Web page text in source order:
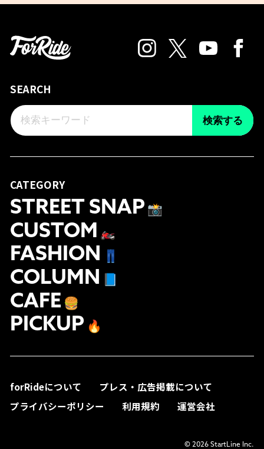
SEARCH
検索する
CATEGORY
STREET SNAP 📸
CUSTOM 🏍
FASHION 👖
COLUMN
CAFE 🍔
PICKUP 🔥
forRideについて
プレス・広告掲載について
プライバシーポリシー
利用規約 運営会社
© 2026 StartLine Inc.